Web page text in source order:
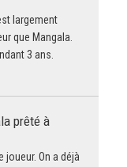
largement
que Mangala.
3 ans.
prêté à
On a déjà